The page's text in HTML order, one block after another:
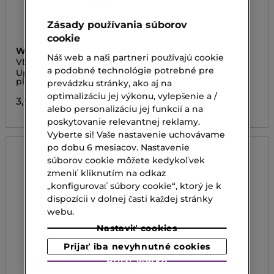
WHEN SIMPLY
VEGAN GREEN TEA
SOOTHING & RELAXING
SHEET MASK
Upokojujúca a relaxačná
pleťová maska
3,90 €
PRO HYALURON
SLEEPING MASK
Nočná pleťová maska
23,00 €
Zásady používania súborov
cookie
Náš web a naši partneri používajú cookie
a podobné technológie potrebné pre
prevádzku stránky, ako aj na
optimalizáciu jej výkonu, vylepšenie a /
alebo personalizáciu jej funkcií a na
poskytovanie relevantnej reklamy.
Vyberte si! Vaše nastavenie uchovávame
po dobu 6 mesiacov. Nastavenie
súborov cookie môžete kedykoľvek
zmeniť kliknutím na odkaz
„konfigurovať súbory cookie“, ktorý je k
dispozícii v dolnej časti každej stránky
webu.
Nastaviť cookies
Prijať iba nevyhnutné cookies
Prijať všetko